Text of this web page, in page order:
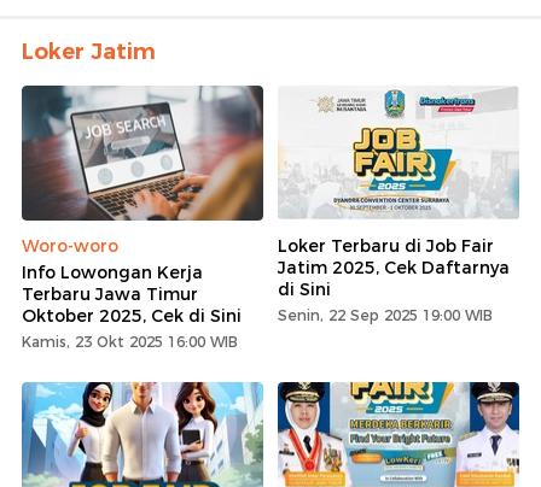
Loker Jatim
Woro-woro
Info Lowongan Kerja
Terbaru Jawa Timur
Oktober 2025, Cek di Sini
Kamis, 23 Okt 2025 16:00 WIB
Loker Terbaru di Job Fair
Jatim 2025, Cek Daftarnya
di Sini
Senin, 22 Sep 2025 19:00 WIB